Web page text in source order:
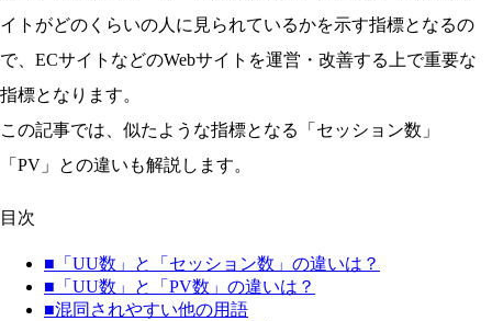
イトがどのくらいの人に見られているかを示す指標となるの
で、ECサイトなどのWebサイトを運営・改善する上で重要な
指標となります。
この記事では、似たような指標となる「セッション数」
「PV」との違いも解説します。
目次
■「UU数」と「セッション数」の違いは？
■「UU数」と「PV数」の違いは？
■混同されやすい他の用語